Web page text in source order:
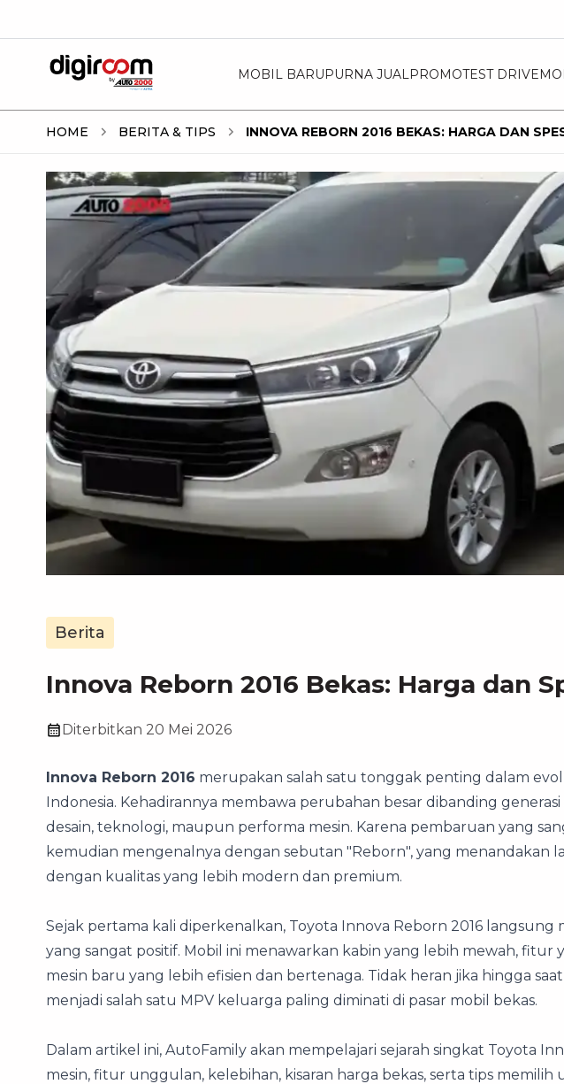
MOBIL BARUPURNA JUAL PROMOTEST DRIVE
HOME BERITA & TIPS INNOVA REBORN 2016 BEKAS: HARGA DAN
Berita
Innova Reborn 2016 Bekas: Harga dan
Diterbitkan 20 Mei 2026
Innova Reborn 2016 merupakan salah satu tonggak penting dalam
Indonesia. Kehadirannya membawa perubahan besar dibanding generasi
desain, teknologi, maupun performa mesin. Karena pembaruan yang
kemudian mengenalnya dengan sebutan "Reborn", yang menandakan
dengan kualitas yang lebih modern dan premium.
Sejak pertama kali diperkenalkan, Toyota Innova Reborn 2016
yang sangat positif. Mobil ini menawarkan kabin yang lebih mewah, fitur
mesin baru yang lebih efisien dan bertenaga. Tidak heran jika hingga
menjadi salah satu MPV keluarga paling diminati di pasar mobil bekas.
Dalam artikel ini, AutoFamily akan mempelajari sejarah singkat Toyota
mesin, fitur unggulan, kelebihan, kisaran harga bekas, serta tips